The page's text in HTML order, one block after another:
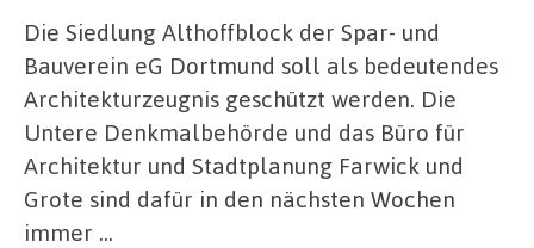
Die Siedlung Althoffblock der Spar- und
Bauverein eG Dortmund soll als bedeutendes
Architekturzeugnis geschützt werden. Die
Untere Denkmalbehörde und das Büro für
Architektur und Stadtplanung Farwick und
Grote sind dafür in den nächsten Wochen
immer …